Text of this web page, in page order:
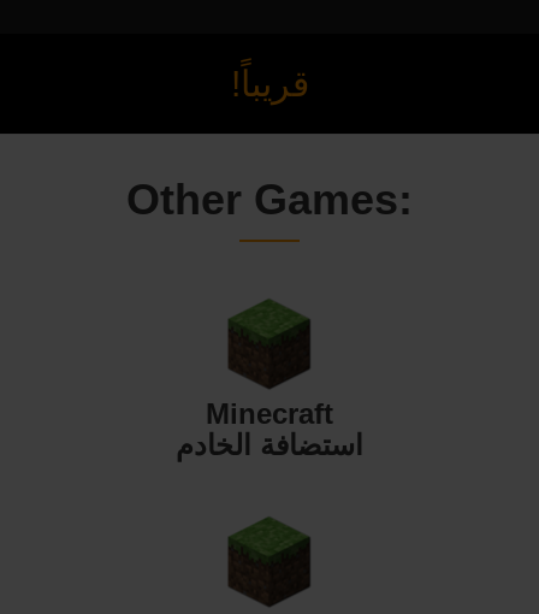
قريباً!
Other Games:
Minecraft
استضافة الخادم